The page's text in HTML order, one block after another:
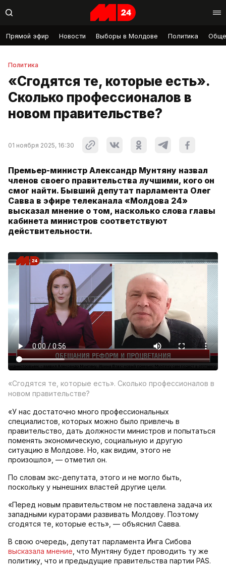
Прямой эфир Новости Выборы в Молдове Политика
Политика
«Сгодятся те, которые есть».
Сколько профессионалов в
новом правительстве?
01 ноября 2025, 16:30
Премьер-министр Александр Мунтяну назвал
членов своего правительства лучшими, кого он
смог найти. Бывший депутат парламента Олег
Савва в эфире телеканала «Молдова 24»
высказал мнение о том, насколько слова главы
кабинета министров соответствуют
действительности.
«Сгодятся те, которые есть». Сколько профессионалов в
новом правительстве?
«У нас достаточно много профессиональных
специалистов, которых можно было привлечь в
правительство, дать должности министров и попытаться
поменять экономическую, социальную и другую
ситуацию в Молдове. Но, как видим, этого не
произошло», — отметил он.
По словам экс-депутата, этого и не могло быть,
поскольку у нынешних властей другие цели.
«Перед новым правительством не поставлена задача их
западными кураторами развивать Молдову. Поэтому
сгодятся те, которые есть», — объяснил Савва.
В свою очередь, депутат парламента Инга Сибова
высказала мнение , что Мунтяну будет проводить ту же
политику, что и предыдущие правительства партии PAS.